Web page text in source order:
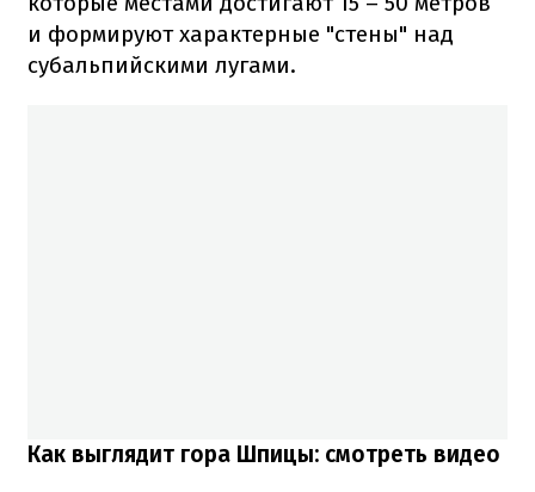
и формируют характерные "стены" над
субальпийскими лугами.
Как выглядит гора Шпицы: смотреть видео